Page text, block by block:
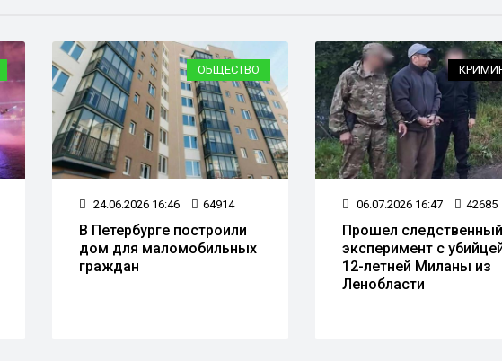
ОБЩЕСТВО
24.06.2026 16:46 64914
В Петербурге построили
дом для маломобильных
граждан
06.07.2026 16:47 42685
Прошел следственный
эксперимент с
12-летней Миланы из
Ленобласти